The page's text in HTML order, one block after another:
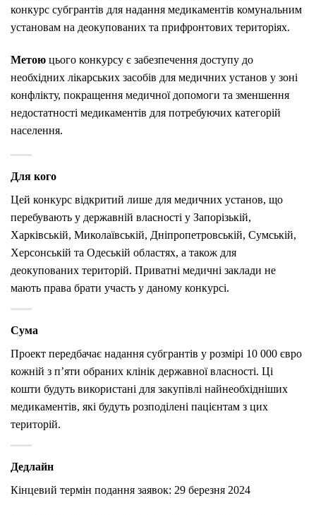
конкурс субгрантів для надання медикаментів комунальним
установам на деокупованих та прифронтових територіях.
Метою цього конкурсу є забезпечення доступу до
необхідних лікарських засобів для медичних установ у зоні
конфлікту, покращення медичної допомоги та зменшення
недостатності медикаментів для потребуючих категорій
населення.
Для кого
Цей конкурс відкритий лише для медичних установ, що
перебувають у державній власності у Запорізькій,
Харківській, Миколаївській, Дніпропетровській, Сумській,
Херсонській та Одеській областях, а також для
деокупованих територій. Приватні медичні заклади не
мають права брати участь у даному конкурсі.
Сума
Проект передбачає надання субгрантів у розмірі 10 000 євро
кожній з п’яти обраних клінік державної власності. Ці
кошти будуть використані для закупівлі найнеобхідніших
медикаментів, які будуть розподілені пацієнтам з цих
територій.
Дедлайн
Кінцевий термін подання заявок: 29 березня 2024